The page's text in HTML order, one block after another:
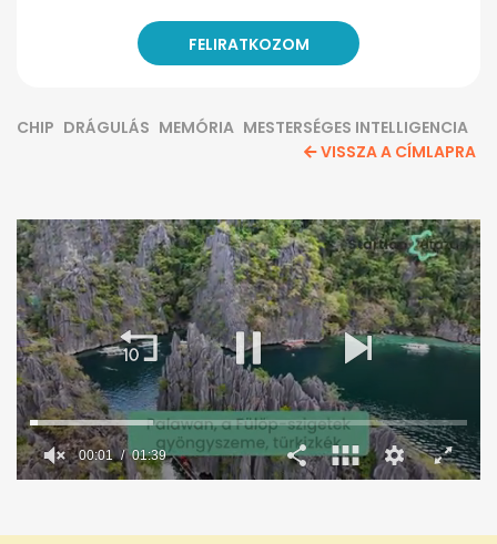
CHIP DRÁGULÁS MEMÓRIA MESTERSÉGES INTELLIGENCIA
VISSZA A CÍMLAPRA
00:02 01:39